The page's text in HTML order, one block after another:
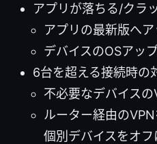
アプリが落ちる/クラ
アプリの最新版へ
デバイスのOSアッ
6台を超える接続時の
不必要なデバイスの
ルーター経由のVPN
個別デバイスをオフ